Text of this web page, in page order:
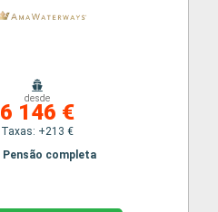
desde
6 146 €
Taxas: +213 €
Pensão completa